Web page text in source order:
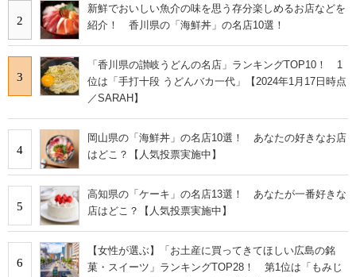
2
新鮮でおいしい魚介の味を思う存分楽しめるお店などを
紹介！ 香川県の「海鮮丼」の名店10選！
3
「香川県の讃岐うどんの名店」ランキングTOP10！ 1
位は「手打十段 うどんバカ一代」【2024年1月17日時点
／SARAH】
4
岡山県の「海鮮丼」の名店10選！ あなたの好きなお店
はどこ？【人気投票実施中】
5
高知県の「ケーキ」の名店13選！ あなたが一番好きな
店はどこ？【人気投票実施中】
6
【女性が選ぶ】「お土産に買ってきてほしい広島の銘
菓・スイーツ」ランキングTOP28！ 第1位は「もみじ